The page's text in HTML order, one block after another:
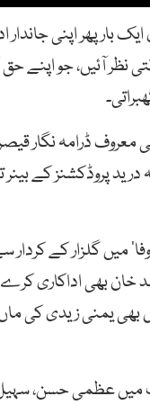
بار پھر اپنی جاندار
نظر آئیں، جو اپنے
معروف ڈرامہ نگار
پروڈکشنز کے بینر
میں گلزار کے
خان بھی اداکاری
یمنی زیدی کی ماں
میں عظمی حسن،